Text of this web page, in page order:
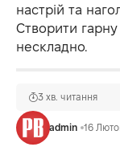
настрій та
Створити
нескладно.
admin 16
3 хв. читання